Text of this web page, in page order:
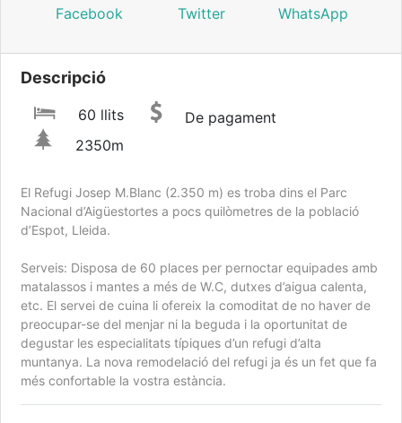
Facebook Twitter WhatsApp
Descripció
60 llits
De pagament
2350m
El Refugi Josep M.Blanc (2.350 m) es troba dins el Parc
Nacional d’Aigüestortes a pocs quilòmetres de la població
d’Espot, Lleida.
Serveis: Disposa de 60 places per pernoctar equipades amb
matalassos i mantes a més de W.C, dutxes d’aigua calenta,
etc. El servei de cuina li ofereix la comoditat de no haver de
preocupar-se del menjar ni la beguda i la oportunitat de
degustar les especialitats típiques d’un refugi d’alta
muntanya. La nova remodelació del refugi ja és un fet que fa
més confortable la vostra estància.